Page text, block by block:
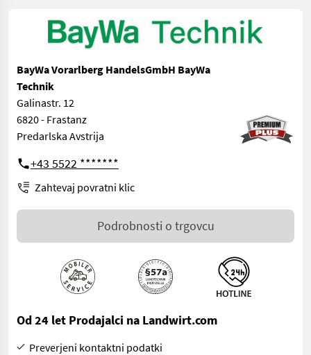
BayWa Vorarlberg HandelsGmbH BayWa
Technik
Galinastr. 12
6820 - Frastanz
Predarlska Avstrija
+43 5522 *******
Zahtevaj povratni klic
Podrobnosti o trgovcu
Od 24 let Prodajalci na Landwirt.com
Preverjeni kontaktni podatki